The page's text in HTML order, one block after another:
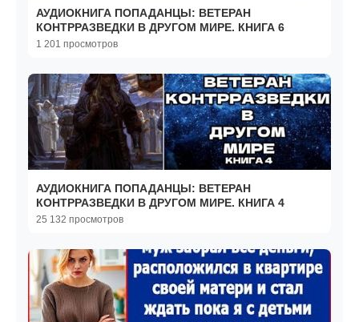
АУДИОКНИГА ПОПАДАНЦЫ: ВЕТЕРАН
КОНТРРАЗВЕДКИ В ДРУГОМ МИРЕ. КНИГА 6
1 201 просмотров
АУДИОКНИГА ПОПАДАНЦЫ: ВЕТЕРАН
КОНТРРАЗВЕДКИ В ДРУГОМ МИРЕ. КНИГА 4
25 132 просмотров